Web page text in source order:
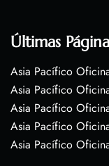
Últimas
Asia Pacífico
Asia Pacífico
Asia Pacífico
Asia Pacífico
Asia Pacífico